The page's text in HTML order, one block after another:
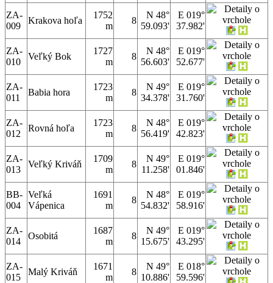
ZA-
009
Krakova hoľa
1752
m
8
N 48°
59.093'
E 019°
37.982'
ZA-
010
Veľký Bok
1727
m
8
N 48°
56.603'
E 019°
52.677'
ZA-
011
Babia hora
1723
m
8
N 49°
34.378'
E 019°
31.760'
ZA-
012
Rovná hoľa
1723
m
8
N 48°
56.419'
E 019°
42.823'
ZA-
013
Veľký Kriváň
1709
m
8
N 49°
11.258'
E 019°
01.846'
BB-
004
Veľká
Vápenica
1691
m
8
N 48°
54.832'
E 019°
58.916'
ZA-
014
Osobitá
1687
m
8
N 49°
15.675'
E 019°
43.295'
ZA-
015
Malý Kriváň
1671
m
8
N 49°
10.886'
E 018°
59.596'